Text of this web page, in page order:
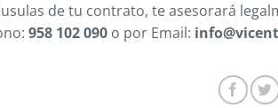
de tu contrato, te asesorará
958 102 090 o por Email: